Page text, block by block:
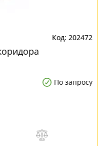
202472
По запросу